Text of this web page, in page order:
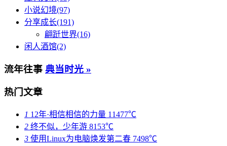
小说幻境(97)
分享成长(191)
翩跹世界(16)
闲人酒馆(2)
流年往事 典当时光 »
热门文章
1 12年·相信相信的力量 11477℃
2 终不似，少年游 8153℃
3 使用Linux为电脑焕发第二春 7498℃